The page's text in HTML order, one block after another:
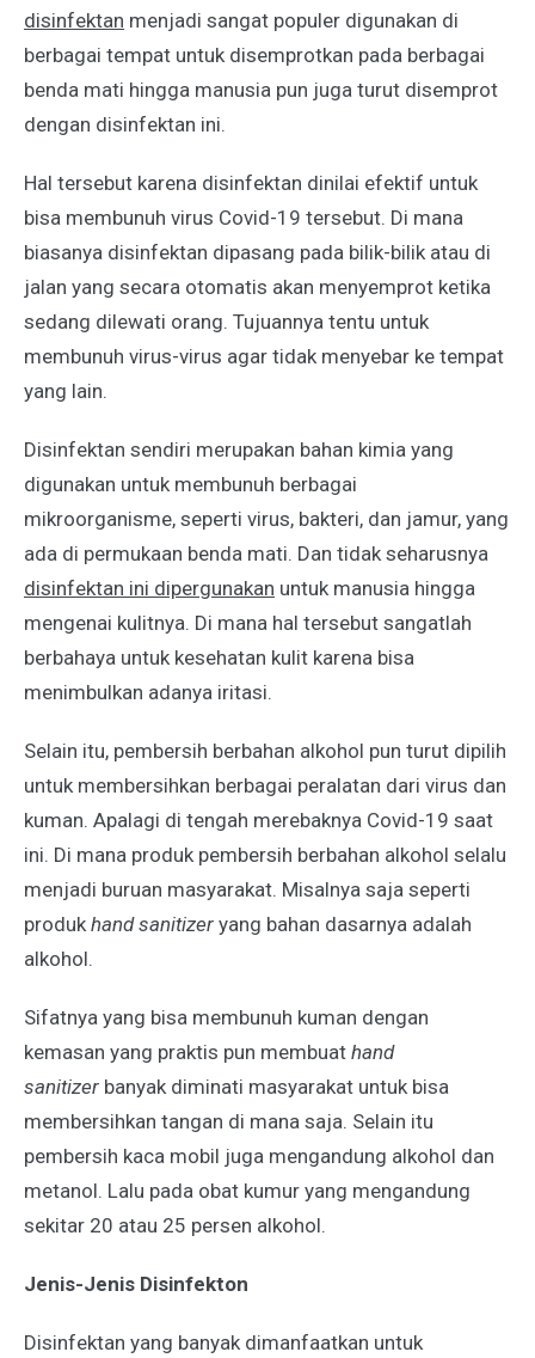
disinfektan menjadi sangat populer digunakan di
berbagai tempat untuk disemprotkan pada berbagai
benda mati hingga manusia pun juga turut disemprot
dengan disinfektan ini.
Hal tersebut karena disinfektan dinilai efektif untuk
bisa membunuh virus Covid-19 tersebut. Di mana
biasanya disinfektan dipasang pada bilik-bilik atau di
jalan yang secara otomatis akan menyemprot ketika
sedang dilewati orang. Tujuannya tentu untuk
membunuh virus-virus agar tidak menyebar ke tempat
yang lain.
Disinfektan sendiri merupakan bahan kimia yang
digunakan untuk membunuh berbagai
mikroorganisme, seperti virus, bakteri, dan jamur, yang
ada di permukaan benda mati. Dan tidak seharusnya
disinfektan ini dipergunakan untuk manusia hingga
mengenai kulitnya. Di mana hal tersebut sangatlah
berbahaya untuk kesehatan kulit karena bisa
menimbulkan adanya iritasi.
Selain itu, pembersih berbahan alkohol pun turut dipilih
untuk membersihkan berbagai peralatan dari virus dan
kuman. Apalagi di tengah merebaknya Covid-19 saat
ini. Di mana produk pembersih berbahan alkohol selalu
menjadi buruan masyarakat. Misalnya saja seperti
produk hand sanitizer yang bahan dasarnya adalah
alkohol.
Sifatnya yang bisa membunuh kuman dengan
kemasan yang praktis pun membuat hand
sanitizer banyak diminati masyarakat untuk bisa
membersihkan tangan di mana saja. Selain itu
pembersih kaca mobil juga mengandung alkohol dan
metanol. Lalu pada obat kumur yang mengandung
sekitar 20 atau 25 persen alkohol.
Jenis-Jenis Disinfekton
Disinfektan yang banyak dimanfaatkan untuk